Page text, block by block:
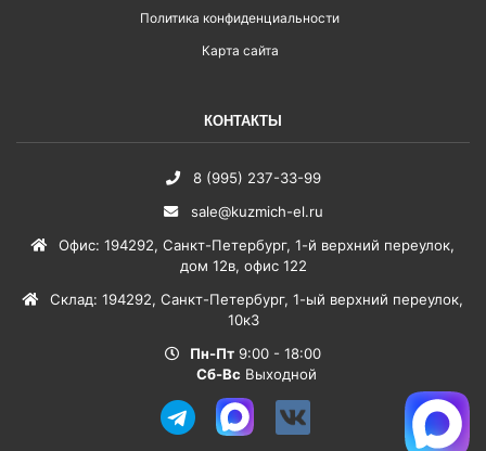
Политика конфиденциальности
Карта сайта
КОНТАКТЫ
8 (995) 237-33-99
sale@kuzmich-el.ru
Офис: 194292, Санкт-Петербург, 1-й верхний переулок,
дом 12в, офис 122
Склад: 194292, Санкт-Петербург, 1-ый верхний переулок,
10к3
Пн-Пт 9:00 - 18:00
Сб-Вс Выходной